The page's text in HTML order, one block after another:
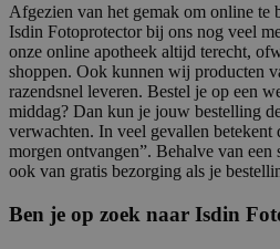
Afgezien van het gemak om online te
Isdin Fotoprotector bij ons nog veel
onze online apotheek altijd terecht,
shoppen. Ook kunnen wij producten
razendsnel leveren. Bestel je op een
middag? Dan kun je jouw bestelling
verwachten. In veel gevallen betekent
morgen ontvangen”. Behalve van
ook van gratis bezorging als je
Ben je op zoek naar Isdin